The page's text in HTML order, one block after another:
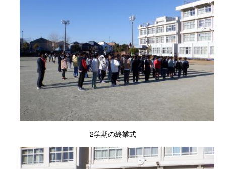
2学期の終業式